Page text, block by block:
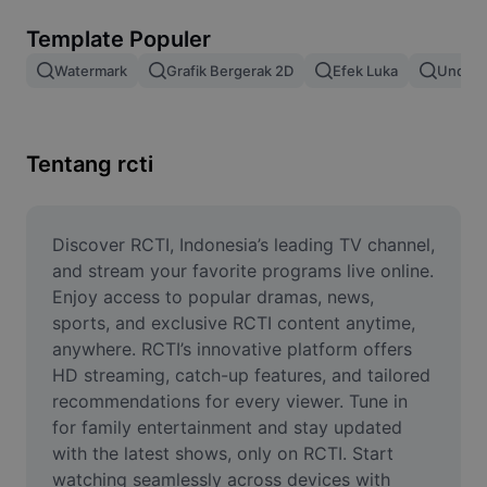
Gabung gambar
Ubah Ukuran Gambar
Pembuat Meme
AI Text Remover
AI People Remover
AI Inpainting
Face Cutout
Template Populer
Watermark Grafik Bergerak 2D Efek Luka Unduh
Tentang rcti
Discover RCTI, Indonesia’s leading TV channel,
and stream your favorite programs live online.
Enjoy access to popular dramas, news,
sports, and exclusive RCTI content anytime,
anywhere. RCTI’s innovative platform offers
HD streaming, catch-up features, and tailored
recommendations for every viewer. Tune in
for family entertainment and stay updated
with the latest shows, only on RCTI. Start
watching seamlessly across devices with